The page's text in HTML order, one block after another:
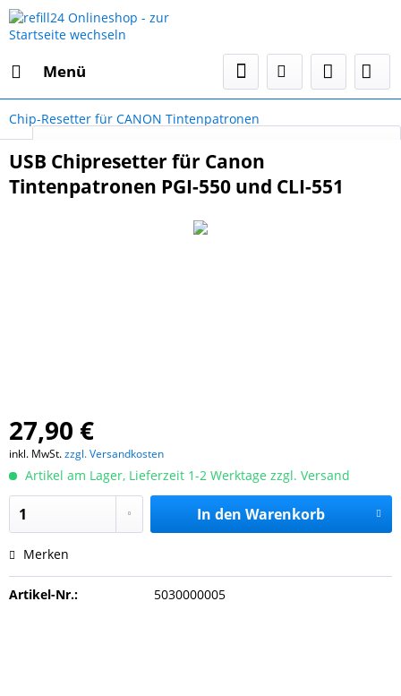
Menü
Chip-Resetter für CANON Tintenpatronen
USB Chipresetter für Canon
Tintenpatronen PGI-550 und CLI-551
27,90 €
inkl. MwSt.zzgl. Versandkosten
Artikel am Lager, Lieferzeit 1-2 Werktage zzgl. Versand
In den Warenkorb
Merken
Artikel-Nr.: 5030000005